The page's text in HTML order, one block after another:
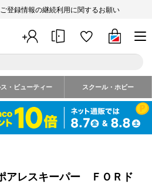
登録情報の継続利用に関するお願い
・ビューティー スクール・ホビー
レスキーパー ＦＯＲド